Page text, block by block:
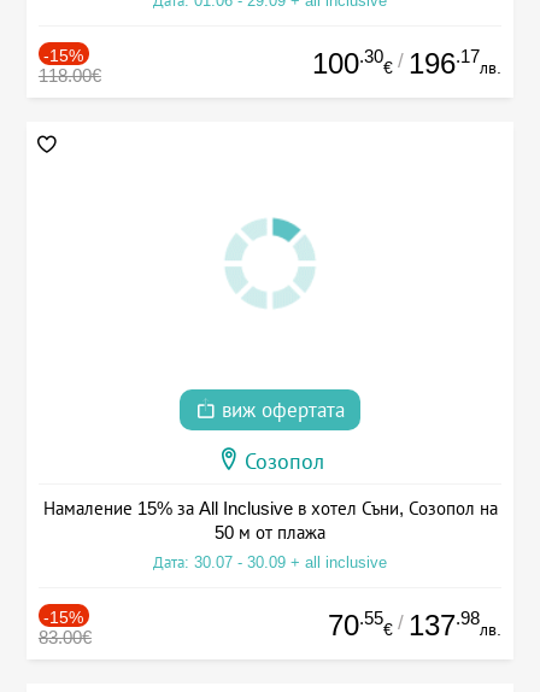
-15%
118.00€ 100.30
€ / 196.17
лв.
виж офертата
Созопол
Намаление 15% за All Inclusive в хотел Съни, Созопол на
50 м от плажа
Дата: 30.07 - 30.09 + all inclusive
-15%
83.00€ 70.55
€ / 137.98
лв.